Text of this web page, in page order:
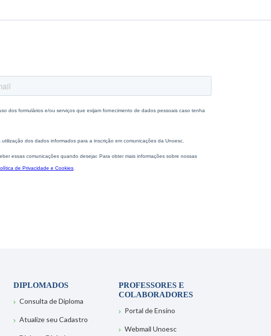
DIPLOMADOS
Consulta de Diploma
Atualize seu Cadastro
PROFESSORES E
COLABORADORES
Portal de Ensino
Webmail Unoesc